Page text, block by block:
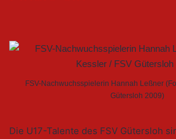
FSV-Nachwuchsspielerin Hannah Leßner
Gütersloh 2009)
Die U17-Talente des FSV Gütersloh